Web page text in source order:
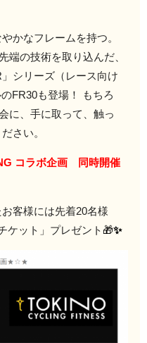
かなフレームを持つ。
端の技術を取り込んだ、
シリーズ（レース向け
FR30も登場！ もちろ
に、手に取って、触っ
さい。
コラボ企画 同時開催
客様には先着20名様
ケット」プレゼント 🎁✨